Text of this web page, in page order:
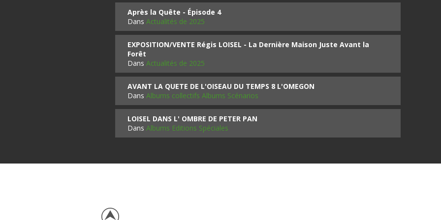
Après la Quête - Épisode 4
Dans Actualités de 2025
EXPOSITION/VENTE Régis LOISEL - La Dernière Maison Juste Avant la
Forêt
Dans Actualités de 2025
AVANT LA QUETE DE L'OISEAU DU TEMPS 8 L'OMEGON
Dans Albums collectifs Albums Scénarios
LOISEL DANS L' OMBRE DE PETER PAN
Dans Albums Editions Spéciales